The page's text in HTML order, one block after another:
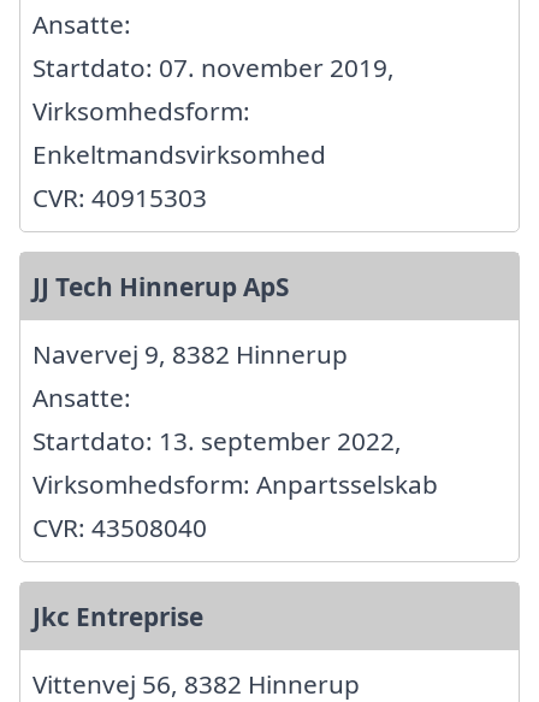
Ansatte:
Startdato: 07. november 2019,
Virksomhedsform:
Enkeltmandsvirksomhed
CVR: 40915303
JJ Tech Hinnerup ApS
Navervej 9, 8382 Hinnerup
Ansatte:
Startdato: 13. september 2022,
Virksomhedsform: Anpartsselskab
CVR: 43508040
Jkc Entreprise
Vittenvej 56, 8382 Hinnerup